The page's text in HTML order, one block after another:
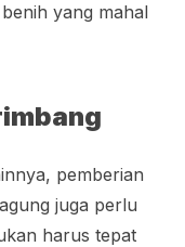
yang mahal
pemberian
juga perlu
harus tepat